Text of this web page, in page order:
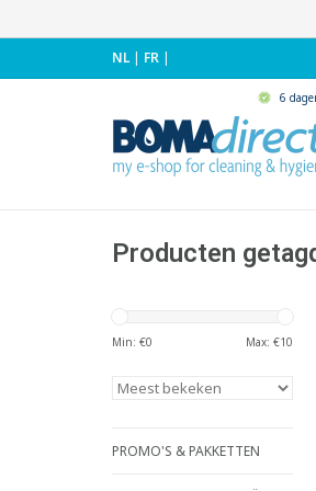
NL| FR |
6
Producten
Min: €0 Max: €10
PROMO'S & PAKKETTEN